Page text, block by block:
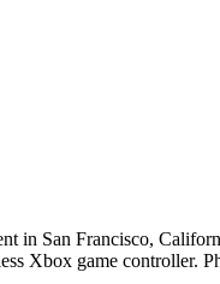
San Francisco,
Xbox game